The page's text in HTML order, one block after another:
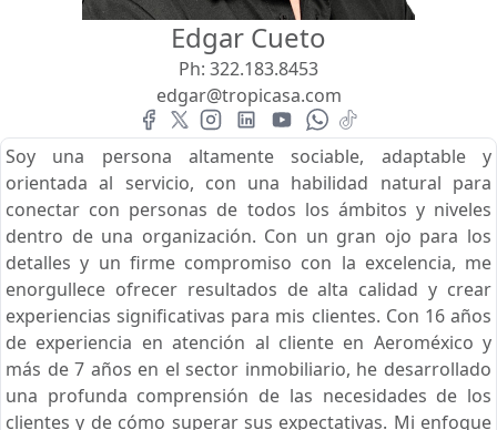
Pie de Playa Buscar usando:
MXN
Menor Precio Primero
Edgar Cueto
Ph: 322.183.8453
edgar@tropicasa.com
Soy una persona altamente sociable, adaptable y
orientada al servicio, con una habilidad natural para
conectar con personas de todos los ámbitos y niveles
dentro de una organización. Con un gran ojo para los
detalles y un firme compromiso con la excelencia, me
enorgullece ofrecer resultados de alta calidad y crear
experiencias significativas para mis clientes. Con 16 años
de experiencia en atención al cliente en Aeroméxico y
más de 7 años en el sector inmobiliario, he desarrollado
una profunda comprensión de las necesidades de los
clientes y de cómo superar sus expectativas. Mi enfoque